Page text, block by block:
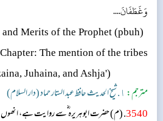
وَغَطَفَانَ....
Merits of the Prophet (pbuh)
The mention of the tribes
Juhaina, and Ashja')
مترجم: ١. شیخ الحدیث حافظ عبد الستار حماد (دار السلام)
3540 . (م) حضرت ابوہریرہ ؓسے روایت ہے،